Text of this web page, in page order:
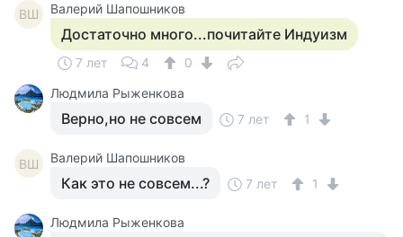
ВШ Валерий Шапошников
Достаточно много...почитайте Индуизм
7 лет 4
0
Людмила Рыженкова
Верно,но не совсем 7 лет 1
ВШ Валерий Шапошников
Как это не совсем...? 7 лет 1
Людмила Рыженкова